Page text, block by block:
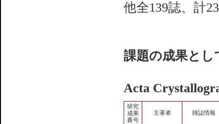
他全139誌、計
課題の成果とし
Acta
研究
成果
番号
主著者 雑誌情報